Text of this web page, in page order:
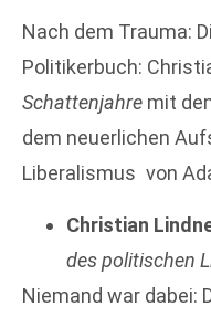
Nach dem Trauma:
Politikerbuch:
Schattenjahre mit
dem neuerlichen
Liberalismus von
Christian
des politischen
Niemand war dabei: